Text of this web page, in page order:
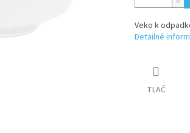
Veko k
Detailné
TLAČ